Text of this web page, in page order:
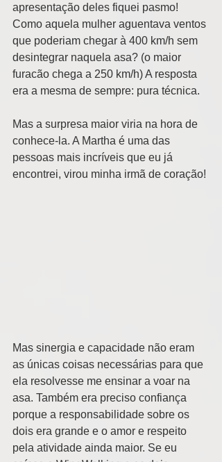
apresentação deles fiquei pasmo!
Como aquela mulher aguentava ventos
que poderiam chegar à 400 km/h sem
desintegrar naquela asa? (o maior
furacão chega a 250 km/h) A resposta
era a mesma de sempre: pura técnica.
Mas a surpresa maior viria na hora de
conhece-la. A Martha é uma das
pessoas mais incríveis que eu já
encontrei, virou minha irmã de coração!
Mas sinergia e capacidade não eram
as únicas coisas necessárias para que
ela resolvesse me ensinar a voar na
asa. Também era preciso confiança
porque a responsabilidade sobre os
dois era grande e o amor e respeito
pela atividade ainda maior. Se eu